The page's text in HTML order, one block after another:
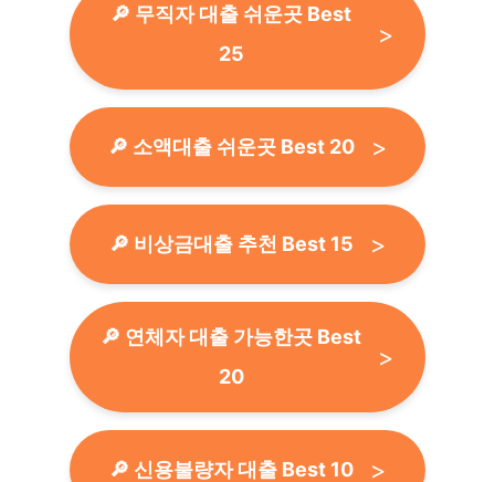
🔎 무직자 대출 쉬운곳 Best
25
🔎 소액대출 쉬운곳 Best 20
🔎 비상금대출 추천 Best 15
🔎 연체자 대출 가능한곳 Best
20
🔎 신용불량자 대출 Best 10